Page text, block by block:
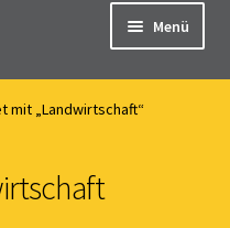
Menü
mit „Landwirtschaft“